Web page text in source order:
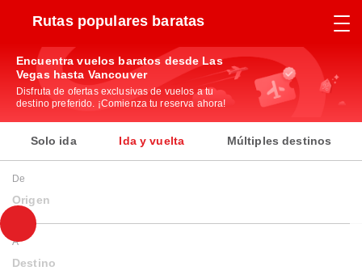
Rutas populares baratas
Encuentra vuelos baratos desde Las
Vegas hasta Vancouver
Disfruta de ofertas exclusivas de vuelos a tu
destino preferido. ¡Comienza tu reserva ahora!
Solo ida Ida y vuelta Múltiples destinos
De
Origen
A
Destino